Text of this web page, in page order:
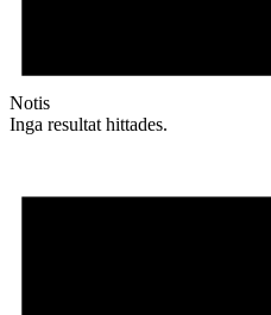
Notis
Inga resultat hittades.